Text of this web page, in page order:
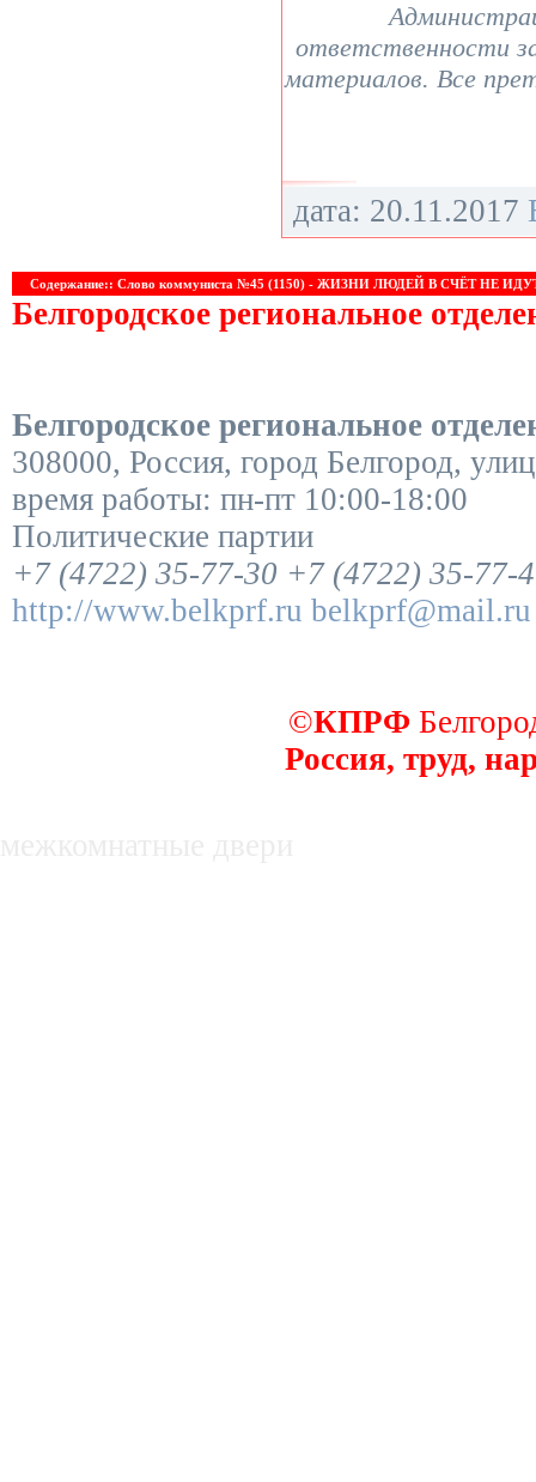
ответственности
материалов. Все
дата: 20.11.2017
Содержание:: Слово коммуниста №45 (1150) - ЖИЗНИ ЛЮДЕЙ В СЧЁТ НЕ
Белгородское региональное
Белгородское региональное
308000, Россия, город Белгород,
время работы: пн-пт 10:00-18:00
Политические партии
+7 (4722) 35-77-30 +7 (4722) 35-77-
http://www.belkprf.ru belkprf@mail.ru
©КПРФ
Россия, труд,